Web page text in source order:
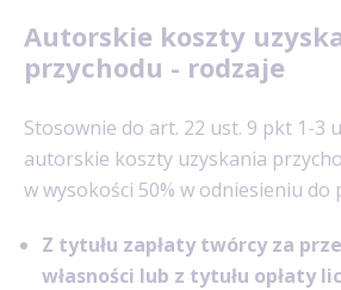
Autorskie koszty
przychodu - rodzaje
Stosownie do art. 22 ust. 9 pkt 1-3
autorskie koszty uzyskania
w wysokości 50% w odniesieniu do
Z tytułu zapłaty twórcy za
własności lub z tytułu opłaty